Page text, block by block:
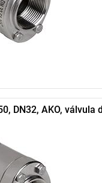
DN32, AKO, válvula